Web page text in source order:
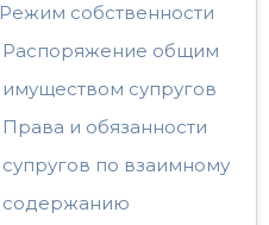
Режим собственности
Распоряжение общим
имуществом супругов
Права и обязанности
супругов по взаимному
содержанию